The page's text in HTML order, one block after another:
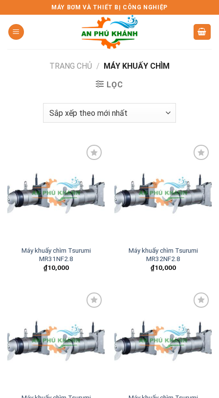
to
content
MÁY BƠM VÀ THIẾT BỊ CÔNG NGHIỆP
TRANG CHỦ / MÁY KHUẤY CHÌM
LỌC
Add to
wishlist
Máy khuấy chìm Tsurumi
MR31NF2.8
₫10,000
Add to
wishlist
Máy khuấy chìm Tsurumi
MR32NF2.8
₫10,000
Add to
wishlist
Add to
wishlist